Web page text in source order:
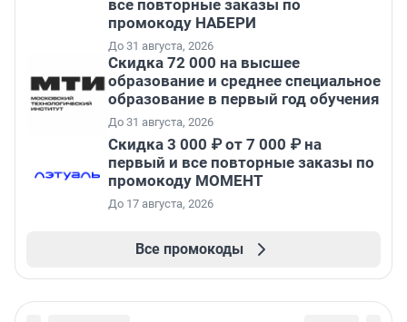
все повторные заказы по
промокоду НАБЕРИ
До 31 августа, 2026
Скидка 72 000 на высшее
образование и среднее специальное
образование в первый год обучения
До 31 августа, 2026
Скидка 3 000 ₽ от 7 000 ₽ на
первый и все повторные заказы по
промокоду МОМЕНТ
До 17 августа, 2026
Все промокоды